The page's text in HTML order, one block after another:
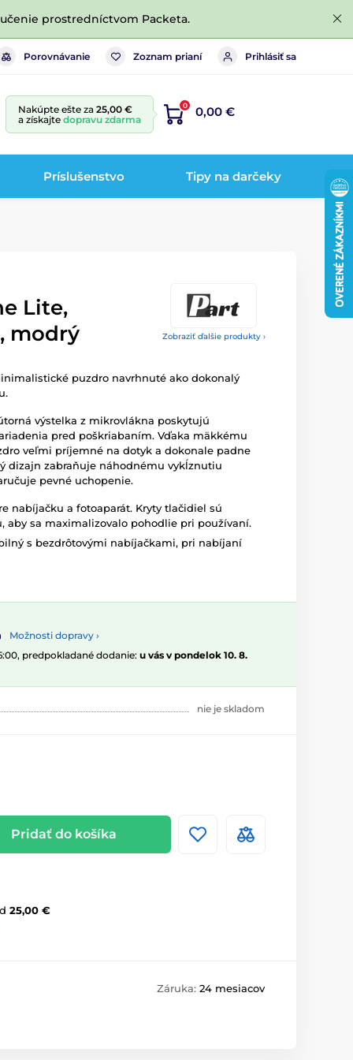
prostredníctvom Packeta.
Porovnávanie Zoznam prianí Prihlásiť sa
Nakúpte ešte za 25,00 €
a získajte dopravu zdarma
0 0,00 €
Príslušenstvo Tipy na darčeky
Zobraziť ďalšie produkty ›
Lite,
modrý
puzdro navrhnuté ako dokonalý
výstelka z mikrovlákna poskytujú
pred poškriabaním. Vďaka mäkkému
veľmi príjemné na dotyk a dokonale padne
dizajn zabraňuje náhodnému vykĺznutiu
pevné uchopenie.
nabíjačku a fotoaparát. Kryty tlačidiel sú
aby sa maximalizovalo pohodlie pri používaní.
s bezdrôtovými nabíjačkami, pri nabíjaní
Možnosti dopravy ›
predpokladané dodanie: u vás v pondelok 10. 8.
nie je skladom
Pridať do košíka
25,00 €
Záruka: 24 mesiacov